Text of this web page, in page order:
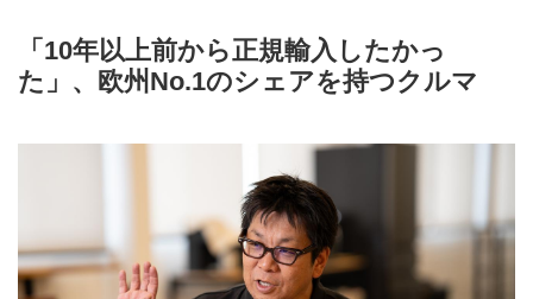
「10年以上前から正規輸入したかっ
た」、欧州No.1のシェアを持つクルマ